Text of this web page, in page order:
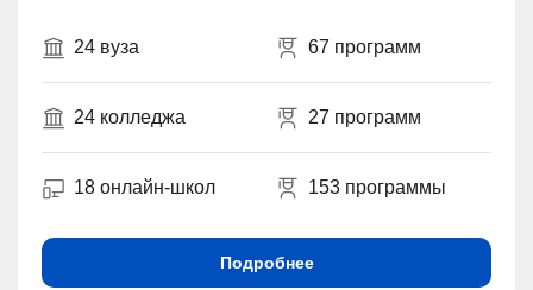
24 вуза 67 программ
24 колледжа 27 программ
18 онлайн-школ 153 программы
Подробнее